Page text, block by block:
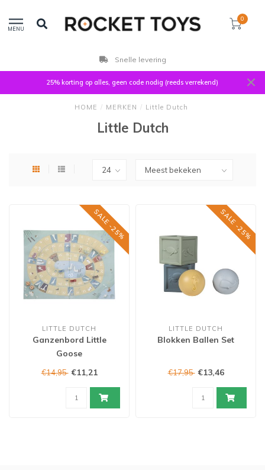
MENU
0
Snelle levering
25% korting op alles, geen code nodig (reeds verrekend)
HOME / MERKEN / Little Dutch
Little Dutch
SALE -25%
LITTLE DUTCH
Ganzenbord Little
Goose
€14,95 €11,21
SALE -25%
LITTLE DUTCH
Blokken Ballen Set
€17,95 €13,46